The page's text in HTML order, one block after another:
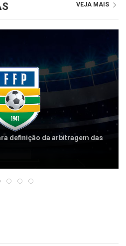
VEJA MAIS
definição da arbitragem das